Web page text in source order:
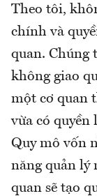
Theo tôi,
chính và
quan. Chúng
không giao
một cơ quan
vừa có
Quy mô vốn
năng quản lý
quan sẽ tạo